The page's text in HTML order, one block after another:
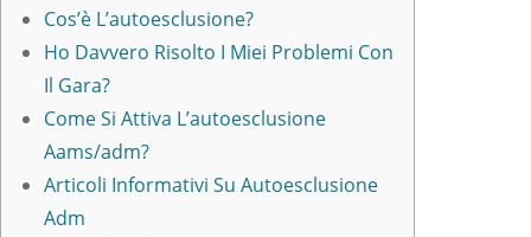
Cos’è L’autoesclusione?
Ho Davvero Risolto I Miei Problemi Con
Il Gara?
Come Si Attiva L’autoesclusione
Aams/adm?
Articoli Informativi Su Autoesclusione
Adm